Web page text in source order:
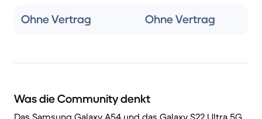
Ohne Vertrag Ohne Vertrag
Was die Community denkt
Das Samsung Galaxy A54 und das Galaxy S22 Ultra 5G